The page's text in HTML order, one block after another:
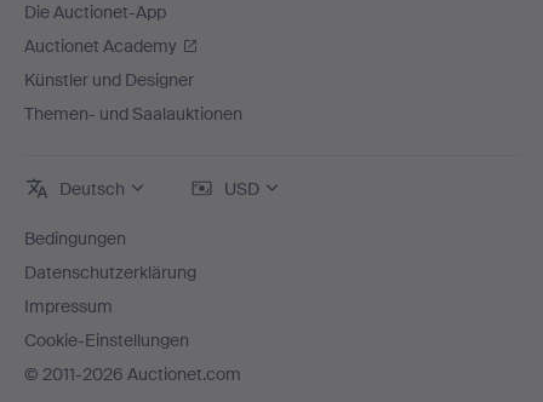
Die Auctionet-App
Auctionet Academy
Künstler und Designer
Themen- und Saalauktionen
Deutsch USD
Bedingungen
Datenschutzerklärung
Impressum
Cookie-Einstellungen
© 2011-2026 Auctionet.com